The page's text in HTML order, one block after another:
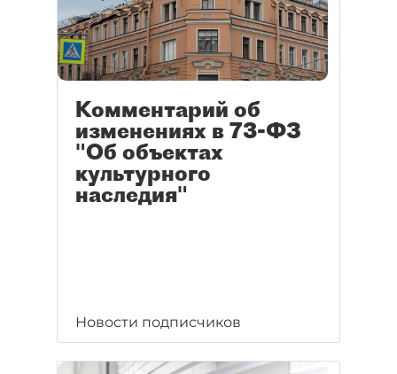
Комментарий об
изменениях в 73-ФЗ
"Об объектах
культурного
наследия"
Новости подписчиков